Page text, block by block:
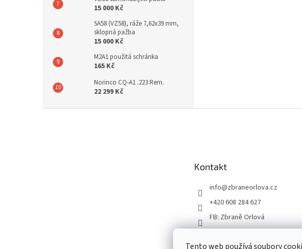
Tento web používá soubory
15 000 Kč
SA58 (VZ58), ráže 7,62x39 mm,
sklopná pažba
15 000 Kč
M2A1 použitá schránka
165 Kč
Norinco CQ-A1 .223 Rem.
22 299 Kč
Kontakt
info@zbraneorlova.cz
+420 608 284 627
FB: Zbraně Orlová